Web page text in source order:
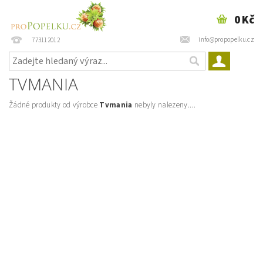
773112012 info@propopelku.cz
0 Kč
TVMANIA
Žádné produkty od výrobce Tvmania nebyly nalezeny....